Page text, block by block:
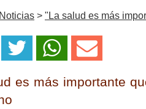
Noticias > "La salud es más
es más importante